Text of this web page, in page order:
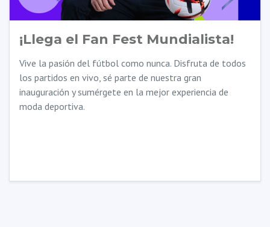
¡Llega el Fan Fest Mundialista!
Vive la pasión del fútbol como nunca. Disfruta de todos
los partidos en vivo, sé parte de nuestra gran
inauguración y sumérgete en la mejor experiencia de
moda deportiva.